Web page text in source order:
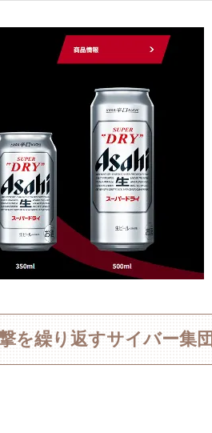
を繰り返すサイバー集団